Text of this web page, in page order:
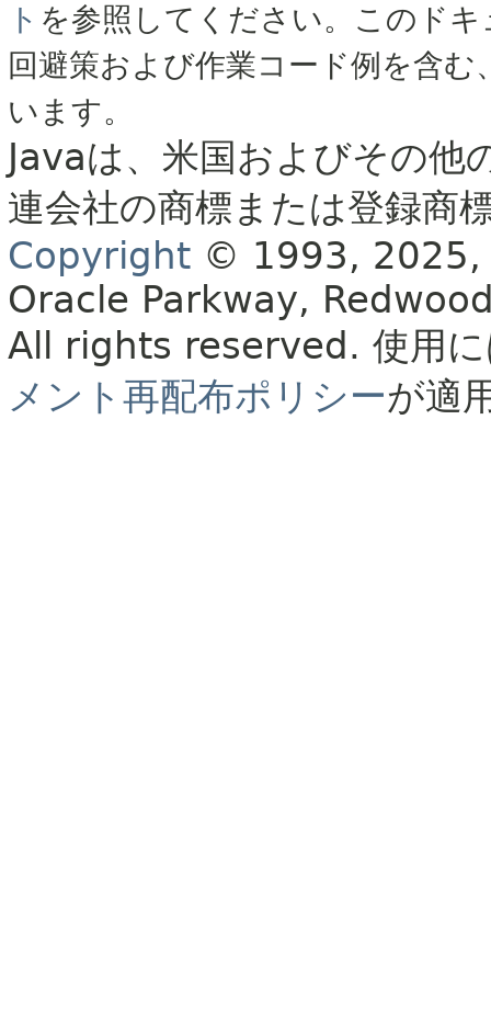
ト を参照してください。このド
回避策および作業コード例を含
います。
Javaは、米国およびその
連会社の商標または登録商
Copyright © 1993, 2025,
Oracle Parkway,
All rights reserved. 使用
メント再配布ポリシーが適